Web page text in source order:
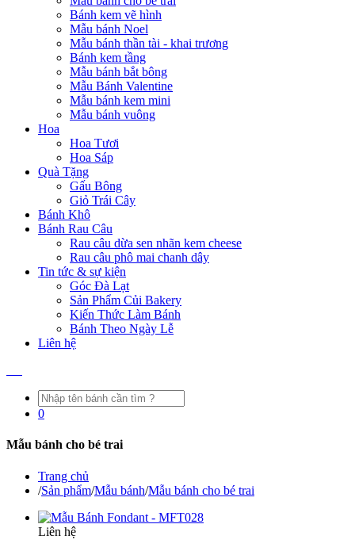
Bánh kem vẽ hình
Mẫu bánh Noel
Mẫu bánh thần tài - khai trương
Bánh kem tầng
Mẫu bánh bắt bông
Mẫu Bánh Valentine
Mẫu bánh kem mini
Mẫu bánh vuông
Hoa
Hoa Tươi
Hoa Sáp
Quà Tặng
Gấu Bông
Giỏ Trái Cây
Bánh Khô
Bánh Rau Câu
Rau câu dừa sen nhãn kem cheese
Rau câu phô mai chanh dây
Tin tức & sự kiện
Góc Đà Lạt
Sản Phẩm Củi Bakery
Kiến Thức Làm Bánh
Bánh Theo Ngày Lễ
Liên hệ
0
Mẫu bánh cho bé trai
Trang chủ
/Sản phẩm/Mẫu bánh/Mẫu bánh cho bé trai
Liên hệ